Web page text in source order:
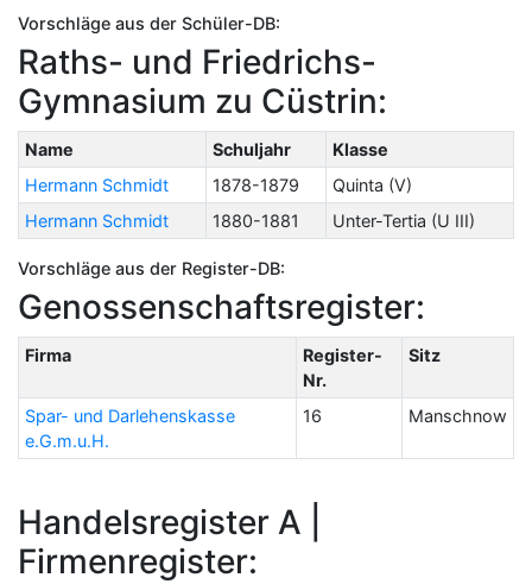
Vorschläge aus der Schüler-DB:
Raths- und Friedrichs-
Gymnasium zu Cüstrin:
Name Schuljahr
Klasse
Hermann Schmidt
1878-1879
Quinta (V)
Hermann Schmidt
1880-1881 Unter-Tertia (U III)
Vorschläge aus der Register-DB:
Genossenschaftsregister:
Firma
Register-
Nr.
Sitz
Spar- und Darlehenskasse
e.G.m.u.H.
16 Manschnow
Handelsregister A |
Firmenregister: